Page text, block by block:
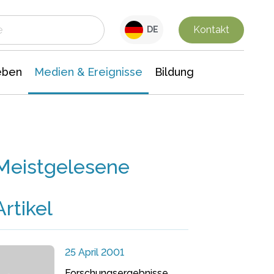
DE Kontakt
Medien & Ereignisse Bildung
25 April 2001